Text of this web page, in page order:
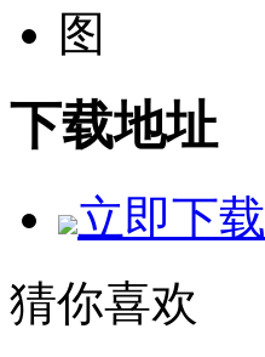
下载地址
立即下载
猜你喜欢